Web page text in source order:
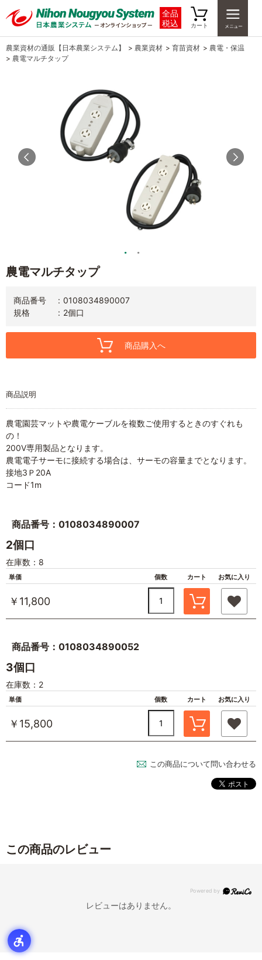
全品
税込
カート
農業資材の通販【日本農業システム】 > 農業資材 > 育苗資材 > 農電・保温
> 農電マルチタップ
農電マルチタップ
商品番号
0108034890007
規格
2個口
商品購入へ
商品説明
農電園芸マットや農電ケーブルを複数ご使用するときのすぐれも
の！
200V専用製品となります。
農電電子サーモに接続する場合は、サーモの容量までとなります。
接地3Ｐ20A
コード1m
商品番号：0108034890007
2個口
在庫数：8
単価 個数 カート お気に入り
￥11,800
商品番号：0108034890052
3個口
在庫数：2
単価 個数 カート お気に入り
￥15,800
この商品について問い合わせる
この商品のレビュー
レビューはありません。